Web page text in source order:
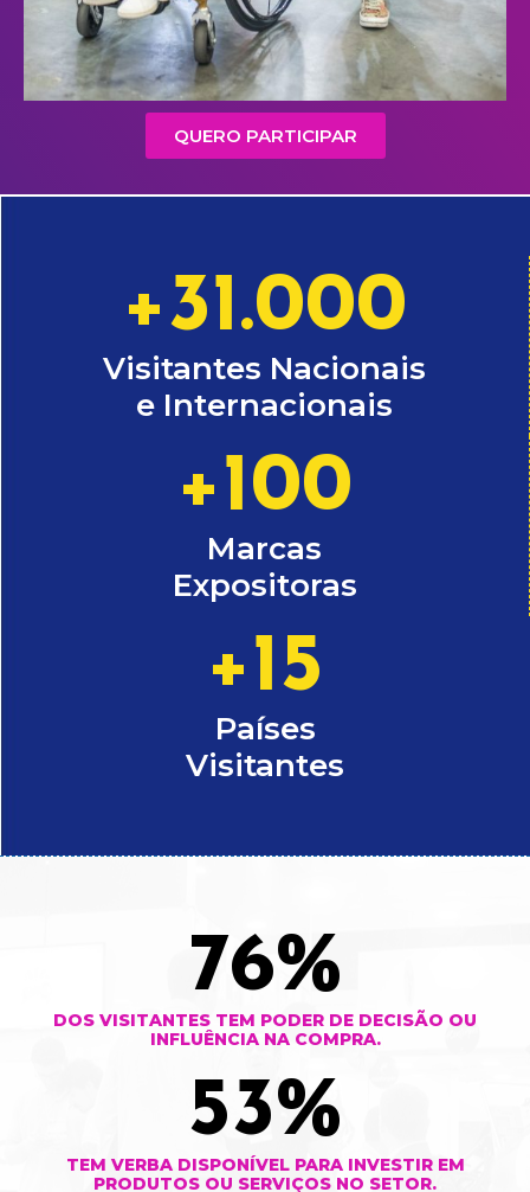
QUERO PARTICIPAR
+31.000
Visitantes Nacionais
e Internacionais
+100
Marcas
Expositoras
+15
Países
Visitantes
76%
DOS VISITANTES TEM PODER DE DECISÃO OU
INFLUÊNCIA NA COMPRA.
53%
TEM VERBA DISPONÍVEL PARA INVESTIR EM
PRODUTOS OU SERVIÇOS NO SETOR.